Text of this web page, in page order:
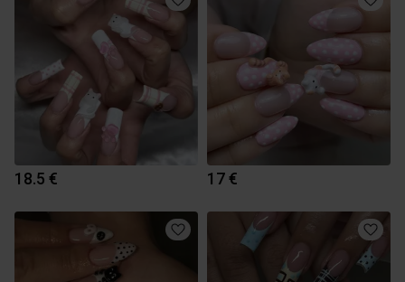
18.5 € 17 €